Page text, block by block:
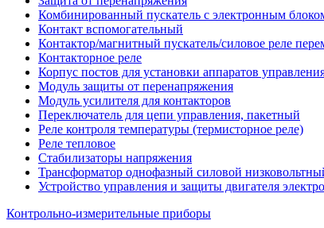
Комбинированный пускатель с электронным
Контакт вспомогательный
Контактор/магнитный пускатель/силовое реле
Контакторное реле
Корпус постов для установки аппаратов
Модуль защиты от перенапряжения
Модуль усилителя для контакторов
Переключатель для цепи управления, пакетный
Реле контроля температуры (термисторное реле)
Реле тепловое
Стабилизаторы напряжения
Трансформатор однофазный силовой
Устройство управления и защиты двигателя
Контрольно-измерительные приборы